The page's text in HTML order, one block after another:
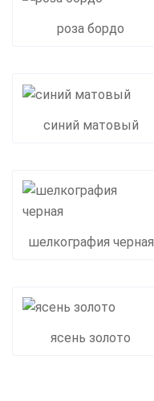
роза бордо
синий матовый
шелкография черная
ясень золото